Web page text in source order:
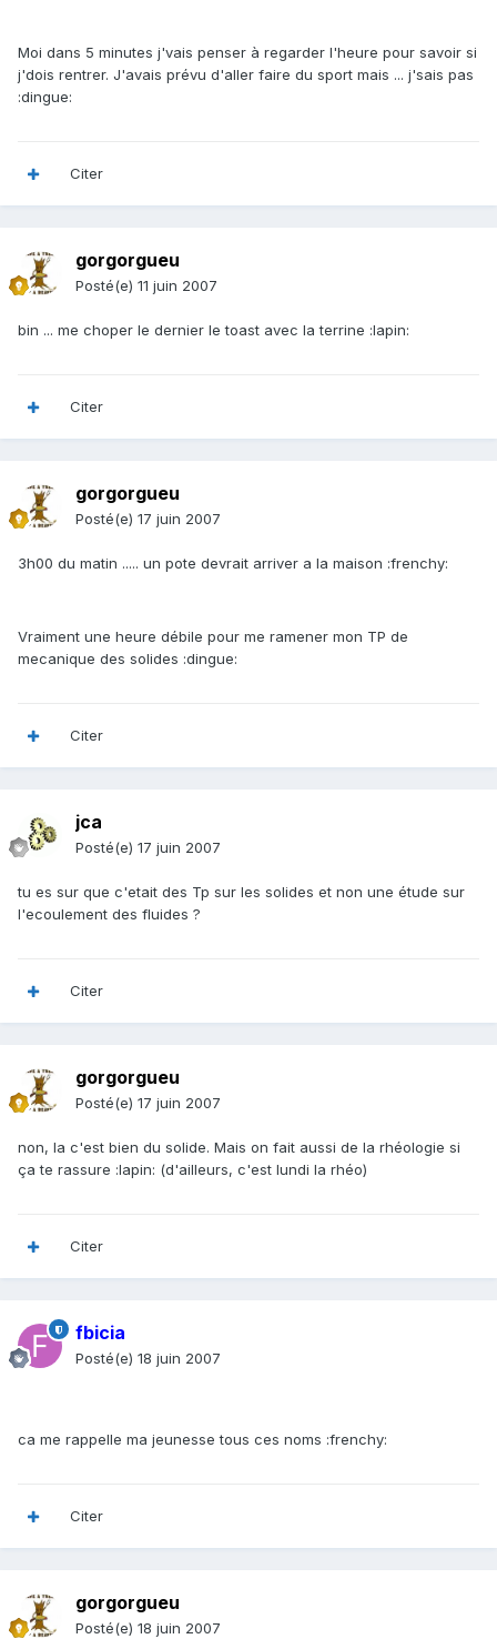
Moi dans 5 minutes j'vais penser à regarder l'heure pour savoir si
j'dois rentrer. J'avais prévu d'aller faire du sport mais ... j'sais pas
:dingue:
Citer
gorgorgueu
Posté(e) 11 juin 2007
bin ... me choper le dernier le toast avec la terrine :lapin:
Citer
gorgorgueu
Posté(e) 17 juin 2007
3h00 du matin ..... un pote devrait arriver a la maison :frenchy:
Vraiment une heure débile pour me ramener mon TP de
mecanique des solides :dingue:
Citer
jca
Posté(e) 17 juin 2007
tu es sur que c'etait des Tp sur les solides et non une étude sur
l'ecoulement des fluides ?
Citer
gorgorgueu
Posté(e) 17 juin 2007
non, la c'est bien du solide. Mais on fait aussi de la rhéologie si
ça te rassure :lapin: (d'ailleurs, c'est lundi la rhéo)
Citer
fbicia
Posté(e) 18 juin 2007
ca me rappelle ma jeunesse tous ces noms :frenchy:
Citer
gorgorgueu
Posté(e) 18 juin 2007